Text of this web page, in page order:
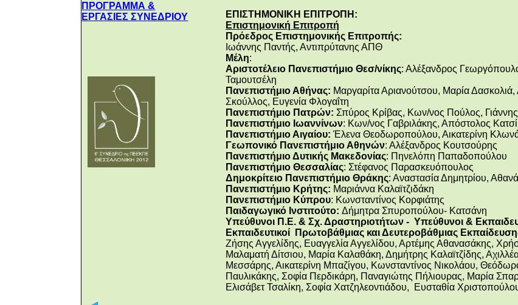
ΠΡΟΓΡΑΜΜΑ &
ΕΡΓΑΣΙΕΣ ΣΥΝΕΔΡΙΟΥ
ΕΠΙΣΤΗΜΟΝΙΚΗ ΕΠΙΤΡΟΠΗ:
Επιστημονική Επιτροπή
Πρόεδρος Επιστημονικής Επιτροπής:
Ιωάννης Παντής, Αντιπρύτανης ΑΠΘ
Μέλη:
Αριστοτέλειο Πανεπιστήμιο Θεσ/νίκης: Αλέξανδρος
Ταμουτσέλη
Πανεπιστήμιο Αθήνας: Μαργαρίτα Αριανούτσου, Μαρία
Σκούλλος, Ευγενία Φλογαΐτη
Πανεπιστήμιο Πατρών: Σπύρος Κρίβας, Κων/νος Πούλος,
Πανεπιστήμιο Ιωαννίνων: Κων/νος Γαβριλάκης, Απόστολος
Πανεπιστήμιο Αιγαίου: Έλενα Θεοδωροπούλου, Αικατερίνη
Γεωπονικό Πανεπιστήμιο Αθηνών: Αλέξανδρος Κουτσούρης
Πανεπιστήμιο Δυτικής Μακεδονίας: Πηνελόπη Παπαδοπούλου
Πανεπιστήμιο Θεσσαλίας: Στέφανος Παρασκευόπουλος
Δημοκρίτειο Πανεπιστήμιο Θράκης: Αναστασία Δημητρίου,
Πανεπιστήμιο Κρήτης: Μαριάννα Καλαϊτζιδάκη
Πανεπιστήμιο Κύπρου: Κωνσταντίνος Κορφιάτης
Παιδαγωγικό Ινστιτούτο: Δήμητρα Σπυροπούλου- Κατσάνη
Υπεύθυνοι Π.Ε. & Σχ. Δραστηριοτήτων - Υπεύθυνοι &
Εκπαιδευτικοί Πρωτοβάθμιας και Δευτεροβάθμιας
Ζήσης Αγγελίδης, Ευαγγελία Αγγελίδου, Αρτέμης Αθανασάκης,
Μαλαματή Δίτσιου, Μαρία Καλαθάκη, Δημήτρης Καλαϊτζίδης,
Μεσσάρης, Αικατερίνη Μπαζίγου, Κωνσταντίνος Νικολάου,
Παυλικάκης, Σοφία Περδικάρη, Παναγιώτης Πήλιουρας, Μαρία
Ελισάβετ Τσαλίκη, Σοφία Χατζηλεοντιάδου, Ευσταθία